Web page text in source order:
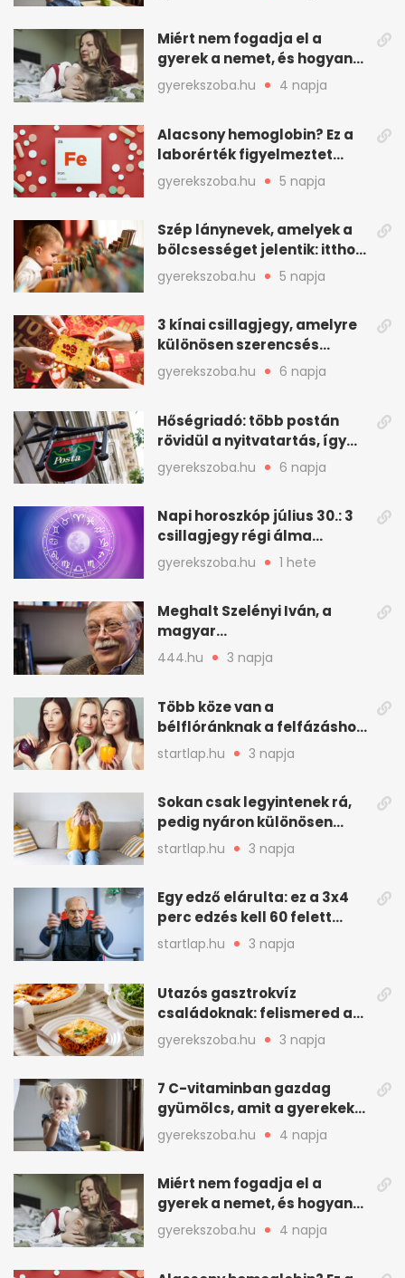
Miért nem fogadja el a
gyerek a nemet, és hogyan
mondd ki jól?
gyerekszoba.hu 4 napja
Alacsony hemoglobin? Ez a
laborérték figyelmeztet
vashiányra
gyerekszoba.hu 5 napja
Szép lánynevek, amelyek a
bölcsességet jelentik: itthon
is adhatók
gyerekszoba.hu 5 napja
3 kínai csillagjegy, amelyre
különösen szerencsés
augusztus vár
gyerekszoba.hu 6 napja
Hőségriadó: több postán
rövidül a nyitvatartás, így
intézkedik a Magyar Posta
gyerekszoba.hu 6 napja
Napi horoszkóp július 30.: 3
csillagjegy régi álma
teljesülhet
gyerekszoba.hu 1 hete
Meghalt Szelényi Iván, a
magyar
társadalomtudomány
meghatározó alakja
444.hu 3 napja
Több köze van a
bélflóránknak a felfázáshoz,
mint hinnénk – Így védhetjük
nyáron a húgyutakat (x)
startlap.hu 3 napja
Sokan csak legyintenek rá,
pedig nyáron különösen
gyakran jelentkezik ez a
kellemetlen betegség
startlap.hu 3 napja
Egy edző elárulta: ez a 3x4
perc edzés kell 60 felett
mindenkinek
startlap.hu 3 napja
Utazós gasztrokvíz
családoknak: felismered az
asadót és társait?
gyerekszoba.hu 3 napja
7 C-vitaminban gazdag
gyümölcs, amit a gyerekek
is szívesen megesznek
gyerekszoba.hu 4 napja
Miért nem fogadja el a
gyerek a nemet, és hogyan
mondd ki jól?
gyerekszoba.hu 4 napja